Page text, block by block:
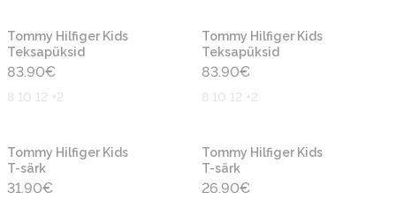
Tommy Hilfiger Kids
Teksapüksid
83.90€
8 10 12 +2
Tommy Hilfiger Kids
Teksapüksid
83.90€
8 10 12 +2
Tommy Hilfiger Kids
T-särk
31.90€
Tommy Hilfiger Kids
T-särk
26.90€